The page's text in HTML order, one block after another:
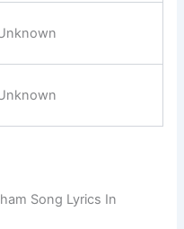
Song Lyrics In